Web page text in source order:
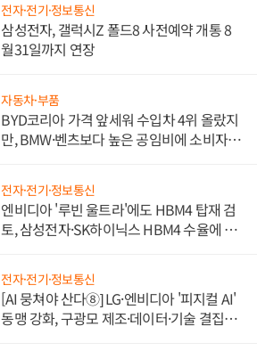
전자·전기·정보통신
삼성전자, 갤럭시Z 폴드8 사전예약 개통 8
월31일까지 연장
자동차·부품
BYD코리아 가격 앞세워 수입차 4위 올랐지
만, BMW·벤츠보다 높은 공임비에 소비자
전자·전기·정보통신
엔비디아 '루빈 울트라'에도 HBM4 탑재 검
토, 삼성전자·SK하이닉스 HBM4 수율에 주
전자·전기·정보통신
[AI 뭉쳐야 산다⑧] LG·엔비디아 '피지컬 AI'
동맹 강화, 구광모 제조·데이터·기술 결집